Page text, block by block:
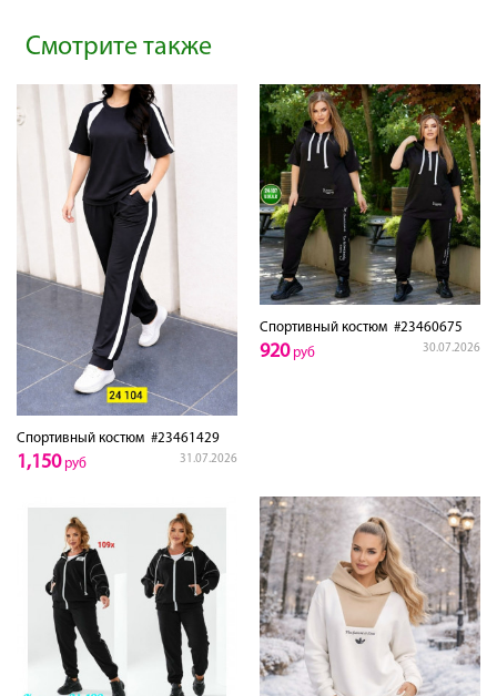
Смотрите также
Спортивный костюм #23461429
31.07.2026
1,150руб
Спортивный костюм #23460675
30.07.2026
920руб